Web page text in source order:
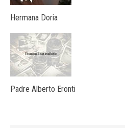
Hermana Doria
Padre Alberto Eronti